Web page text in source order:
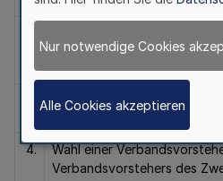
Sitzung der
4.
Wahl einer
Verbandsvorstehers des
Nur notwendige Cookies
Alle Cookies akzeptieren